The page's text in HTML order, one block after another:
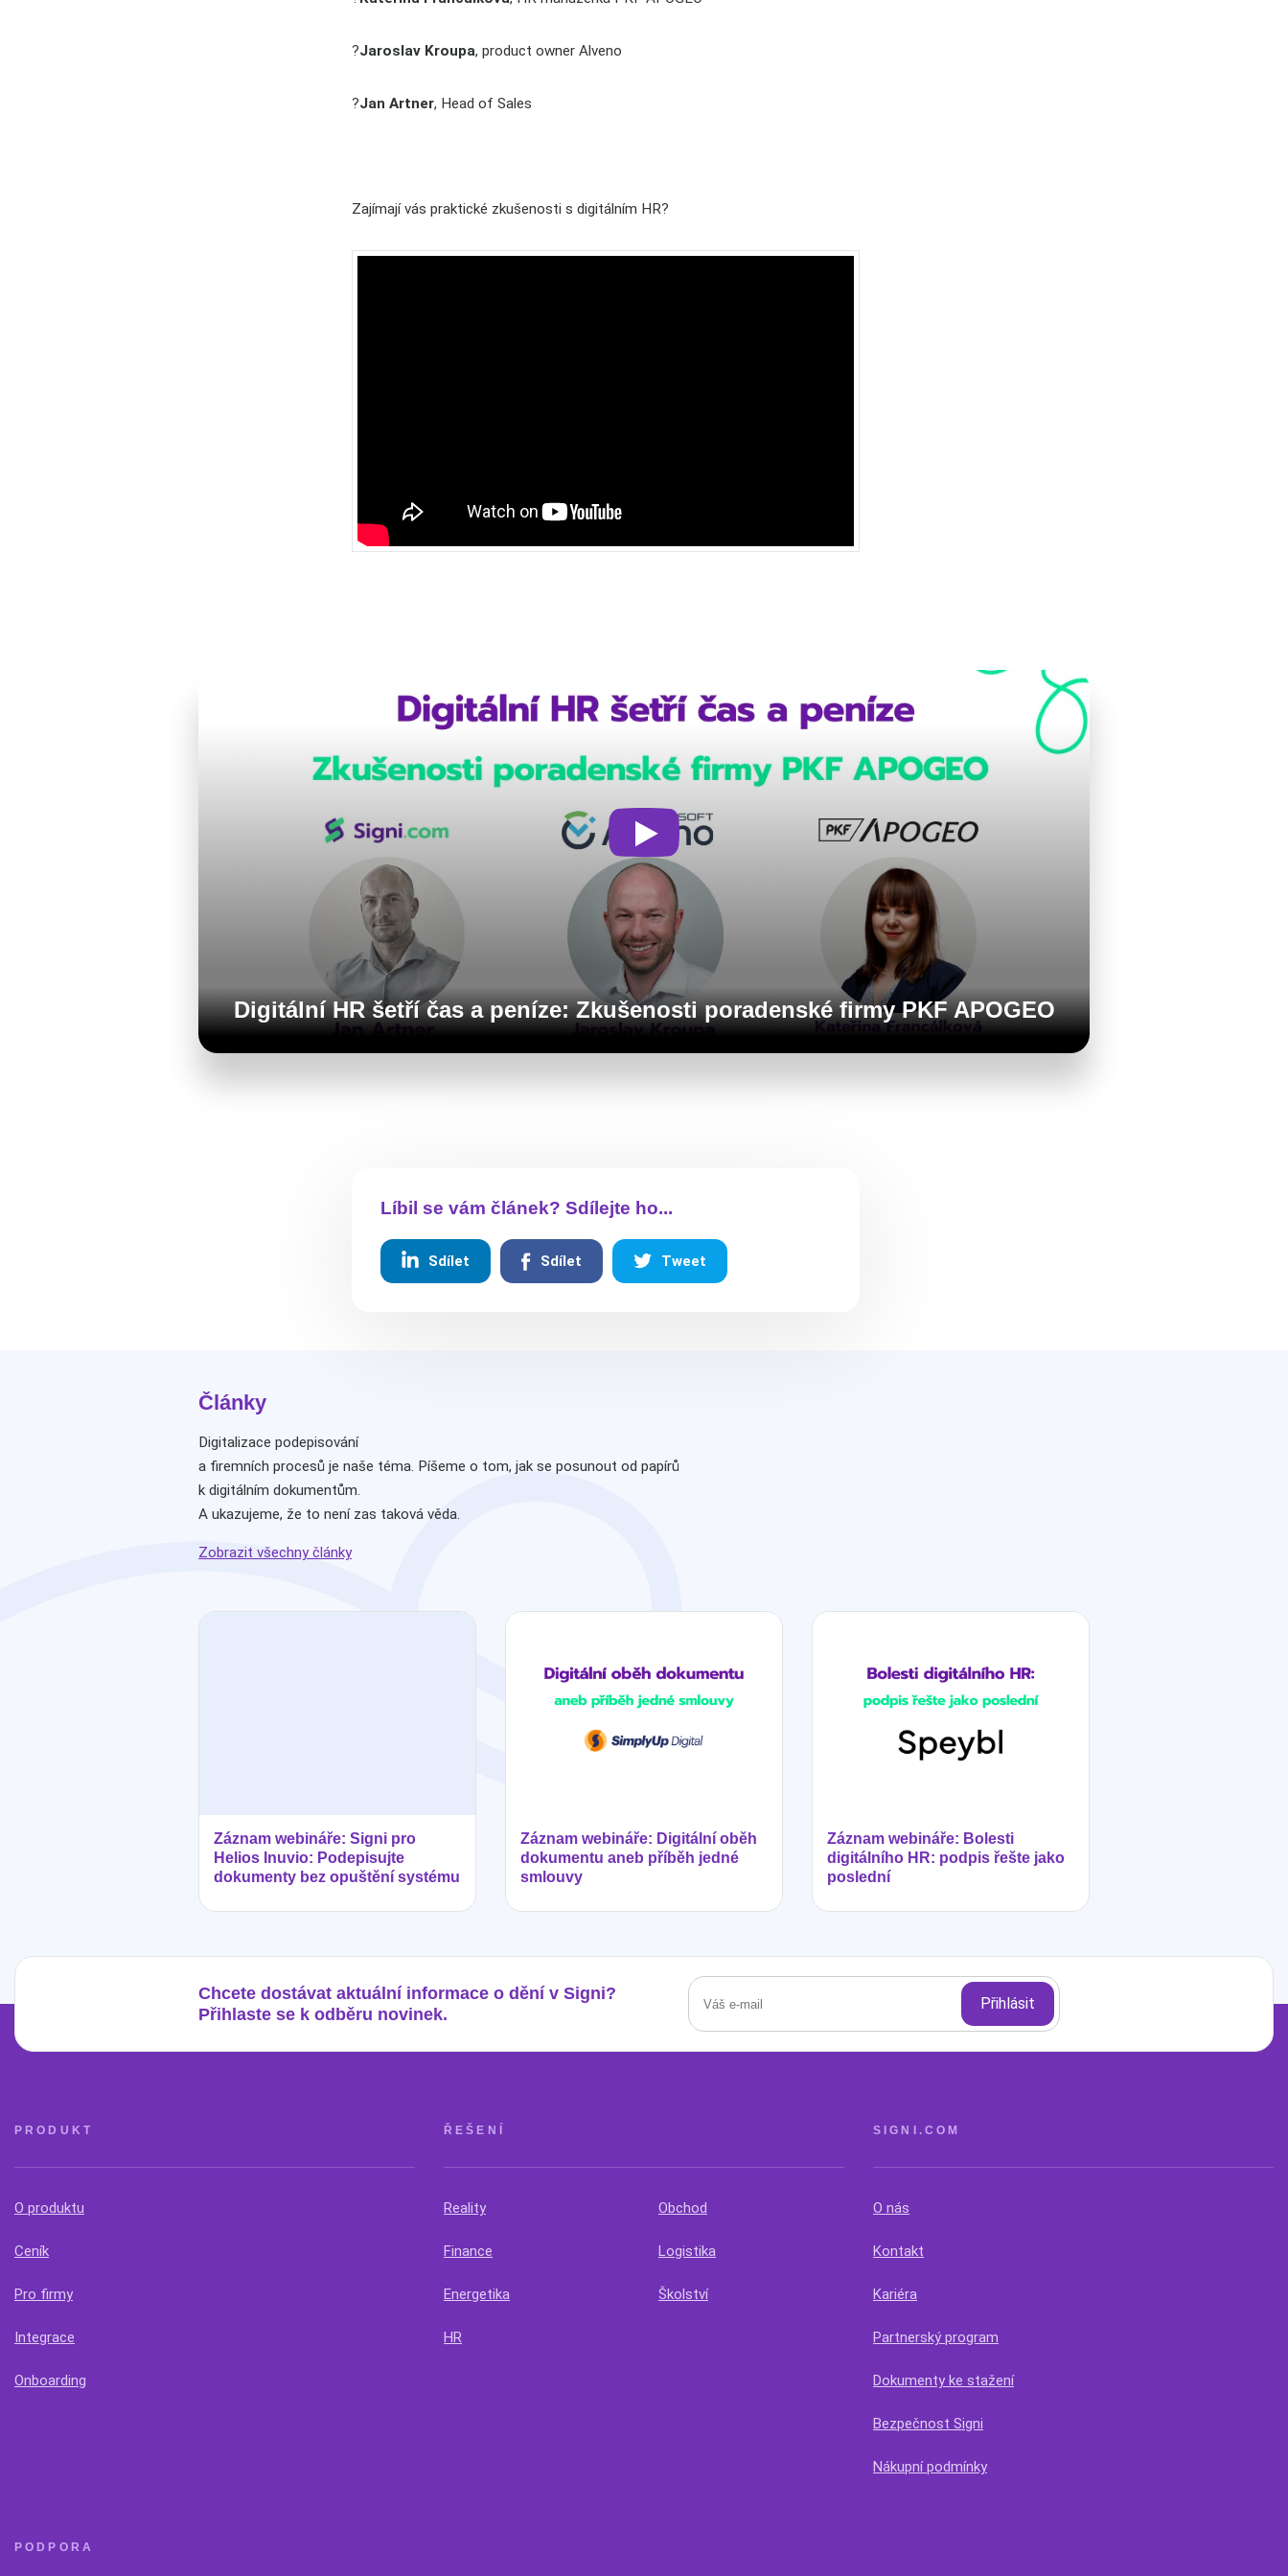
?Jaroslav Kroupa, product owner Alveno
?Jan Artner, Head of Sales
Zajímají vás praktické zkušenosti s digitálním HR?
Digitální HR šetří čas a peníze: Zkušenosti poradenské firmy PKF APOGEO
Líbil se vám článek? Sdílejte ho...
Sdílet Sdílet Tweet
Články
Digitalizace podepisování
a firemních procesů je naše téma. Píšeme o tom, jak se posunout od papírů
k digitálním dokumentům.
A ukazujeme, že to není zas taková věda.
Zobrazit všechny články
Záznam webináře: Signi pro
Helios Inuvio: Podepisujte
dokumenty bez opuštění systému
Záznam webináře: Digitální oběh
dokumentu aneb příběh jedné
smlouvy
Záznam webináře: Bolesti
digitálního HR: podpis řešte jako
poslední
Chcete dostávat aktuální informace o dění v Signi?
Přihlaste se k odběru novinek.
PRODUKT
O produktu
Ceník
Pro firmy
Integrace
Onboarding
ŘEŠENÍ
Reality
Finance
Energetika
HR
Obchod
Logistika
Školství
SIGNI.COM
O nás
Kontakt
Kariéra
Partnerský program
Dokumenty ke stažení
Bezpečnost Signi
Nákupní podmínky
PODPORA